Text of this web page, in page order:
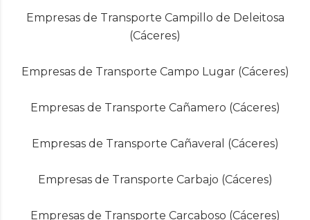
Empresas de Transporte Campillo de Deleitosa
(Cáceres)
Empresas de Transporte Campo Lugar (Cáceres)
Empresas de Transporte Cañamero (Cáceres)
Empresas de Transporte Cañaveral (Cáceres)
Empresas de Transporte Carbajo (Cáceres)
Empresas de Transporte Carcaboso (Cáceres)